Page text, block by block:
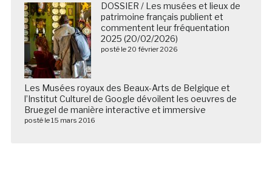
DOSSIER / Les musées et lieux de
patrimoine français publient et
commentent leur fréquentation
2025 (20/02/2026)
posté le 20 février 2026
Les Musées royaux des Beaux-Arts de Belgique et
l’Institut Culturel de Google dévoilent les oeuvres de
Bruegel de manière interactive et immersive
posté le 15 mars 2016